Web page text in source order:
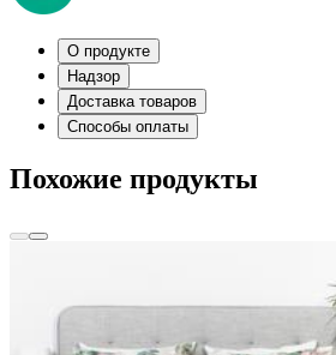
О продукте
Надзор
Доставка товаров
Способы оплаты
Похожие продукты